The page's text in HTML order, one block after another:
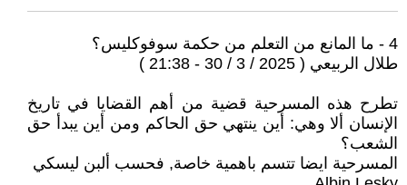
4 - ما المانع من التعلم من حكمة سوفوكليس؟
طلال الربيعي ( 2025 / 3 / 30 - 21:38 )
تطرح هذه المسرحية قضية من أهم القضايا في تاريخ
الإ‌نسان ألا‌ وهي: أين ينتهي حق الحاكم ومن أين يبدأ حق
الشعب؟
المسرحية ايضا تتسم باهمية خاصة, فحسب ألبن ليسكي